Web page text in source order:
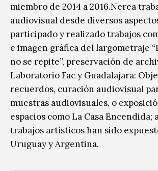
miembro de 2014 a 2016.Nerea
audiovisual desde diversos
participado y realizado trabajos
e imagen gráfica del largometraje
no se repite”, preservación de
Laboratorio Fac y Guadalajara:
recuerdos, curación audiovisual
muestras audiovisuales, o
espacios como La Casa Encendida;
trabajos artísticos han sido
Uruguay y Argentina.